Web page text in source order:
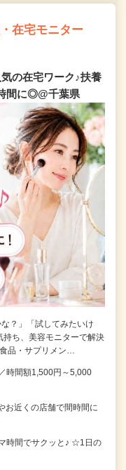
在宅モニター
の在宅ワーク♪扶養
間に◎@千葉県
？」「試してみたいけ
ち、美容モニターで解決
品・サプリメン…
時間額1,500円～5,000
近くの店舗で間時間に
時間でサクッと♪ ☆1日の